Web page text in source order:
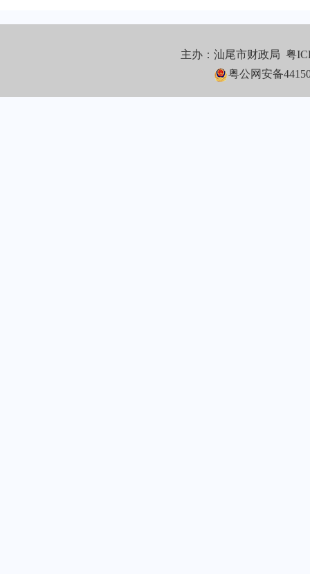
主办：汕尾市财政局粤
粤公网安备